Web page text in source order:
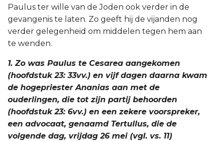
Paulus ter wille van de Joden ook verder in de
gevangenis te laten. Zo geeft hij de vijanden nog
verder gelegenheid om middelen tegen hem aan
te wenden.
1. Zo was Paulus te Cesarea aangekomen
(hoofdstuk 23: 33vv.) en vijf dagen daarna kwam
de hogepriester Ananias aan met de
ouderlingen, die tot zijn partij behoorden
(hoofdstuk 23: 6vv.) en een zekere voorspreker,
een advocaat, genaamd Tertullus, die de
volgende dag, vrijdag 26 mei (vgl. vs. 11)